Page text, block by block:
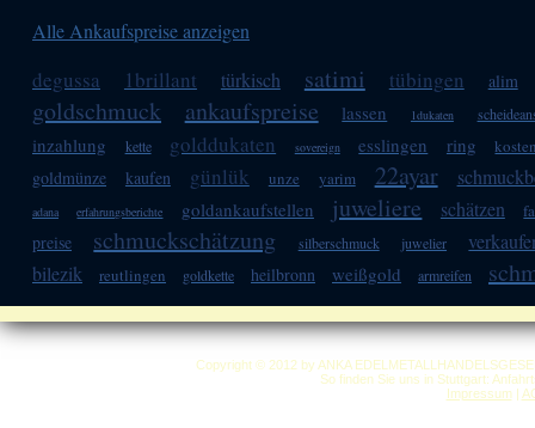
Alle Ankaufspreise anzeigen
degussa 1brillant türkisch satimi tübingen alim
goldschmuck ankaufspreise lassen 1dukaten
inzahlung kette golddukaten sovereign esslingen ring
goldmünze kaufen günlük unze yarim 22ayar
adana erfahrungsberichte goldankaufstellen juweliere schätzen
preise schmuckschätzung silberschmuck juwelier
bilezik
reutlingen goldkette heilbronn weißgold armreifen
Copyright © 2012 by ANKA
So finden Sie uns in Stuttgart:
Impressum|